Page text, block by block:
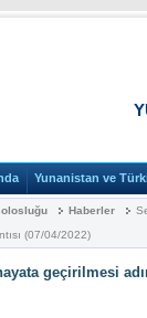
Yunanistan ve
Haberler
(07/04/2022)
geçirilmesi